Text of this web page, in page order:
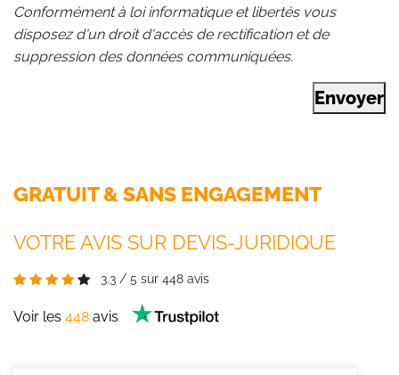
Conformément à loi informatique et libertés vous
disposez d'un droit d'accès de rectification et de
suppression des données communiquées.
Envoyer
GRATUIT & SANS ENGAGEMENT
VOTRE AVIS SUR DEVIS-JURIDIQUE
3.3 / 5 sur 448 avis
Voir les 448 avis